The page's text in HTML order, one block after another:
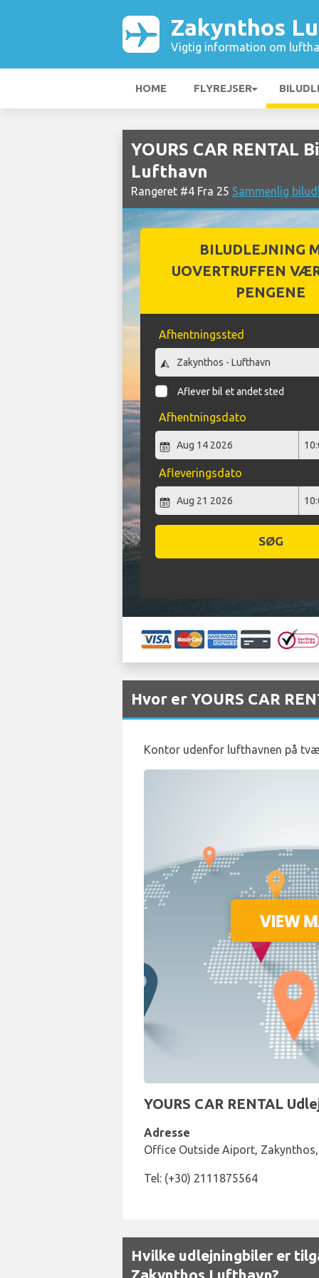
Zakynthos
Vigtig information om
HOME FLYREJSER
YOURS CAR RENTAL
Lufthavn
Rangeret #4 Fra 25 Sammenlig
BILUDLEJNING
UOVERTRUFFEN
PENGENE
Afhentningssted
Aflever bil et andet sted
Afhentningsdato
Afleveringsdato
SØG
Hvor er YOURS CAR
Kontor udenfor lufthavnen på
YOURS CAR RENTAL
Adresse
Office Outside Aiport, Zakynthos,
Tel: (+30) 2111875564
Hvilke udlejningbiler er
Zakynthos Lufthavn?